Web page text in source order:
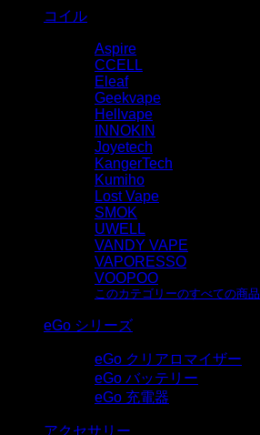
コイル
Aspire
CCELL
Eleaf
Geekvape
Hellvape
INNOKIN
Joyetech
KangerTech
Kumiho
Lost Vape
SMOK
UWELL
VANDY VAPE
VAPORESSO
VOOPOO
このカテゴリーのすべての商品
eGo シリーズ
eGo クリアロマイザー
eGo バッテリー
eGo 充電器
アクセサリー